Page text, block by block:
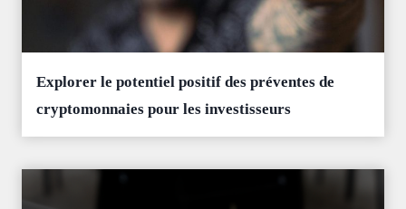
Explorer le potentiel positif des préventes de
cryptomonnaies pour les investisseurs